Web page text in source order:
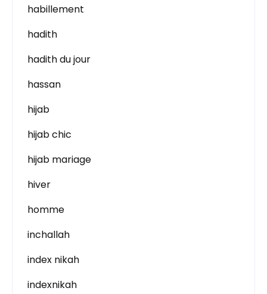
habillement
hadith
hadith du jour
hassan
hijab
hijab chic
hijab mariage
hiver
homme
inchallah
index nikah
indexnikah